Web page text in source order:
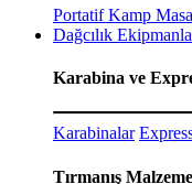
Portatif Kamp
Dağcılık
Karabina ve
Karabinalar
Tırmanış